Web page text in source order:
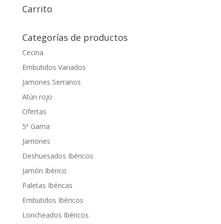
Carrito
Categorías de productos
Cecina
Embutidos Variados
Jamones Serranos
Atún rojo
Ofertas
5ª Gama
Jamones
Deshuesados Ibéricos
Jamón Ibérico
Paletas Ibéricas
Embutidos Ibéricos
Loncheados Ibéricos